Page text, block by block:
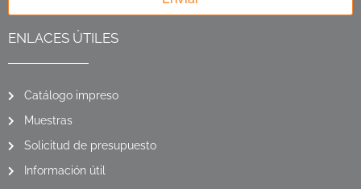
ENLACES ÚTILES
Catálogo impreso
Muestras
Solicitud de presupuesto
Información útil